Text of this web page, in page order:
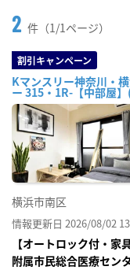
2 件（1/1ページ）
割引キャンペーン
Kマンスリー神奈川・
ー 315・1R-【中部屋
横浜市南区
情報更新日 2026/08/02
【オートロック付・
附属市民総合医療セン